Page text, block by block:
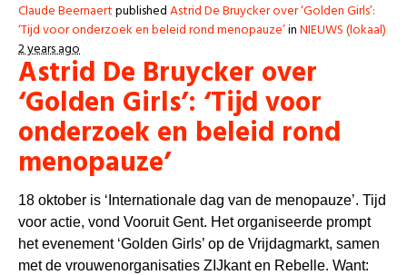
Claude BeernaertpublishedAstrid De Bruycker over ‘Golden Girls’:
‘Tijd voor onderzoek en beleid rond menopauze’inNIEUWS (lokaal)
2 years ago
Astrid De Bruycker over
‘Golden Girls’: ‘Tijd voor
onderzoek en beleid rond
menopauze’
18 oktober is ‘Internationale dag van de menopauze’. Tijd
voor actie, vond Vooruit Gent. Het organiseerde prompt
het evenement ‘Golden Girls’ op de Vrijdagmarkt, samen
met de vrouwenorganisaties ZIJkant en Rebelle. Want: